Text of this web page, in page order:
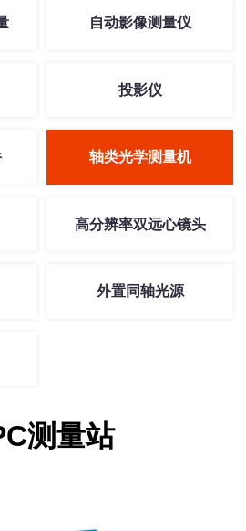
自动影像测量仪
投影仪
轴类光学测量机
高分辨率双远心镜头
外置同轴光源
测量站